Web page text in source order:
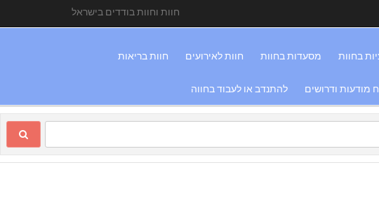
חוות וחוות בודדים בישראל
בחוות מסעדות בחוות חוות לאירועים חוות בריאות
מודעות ודרושים להתנדב או לעבוד בחווה